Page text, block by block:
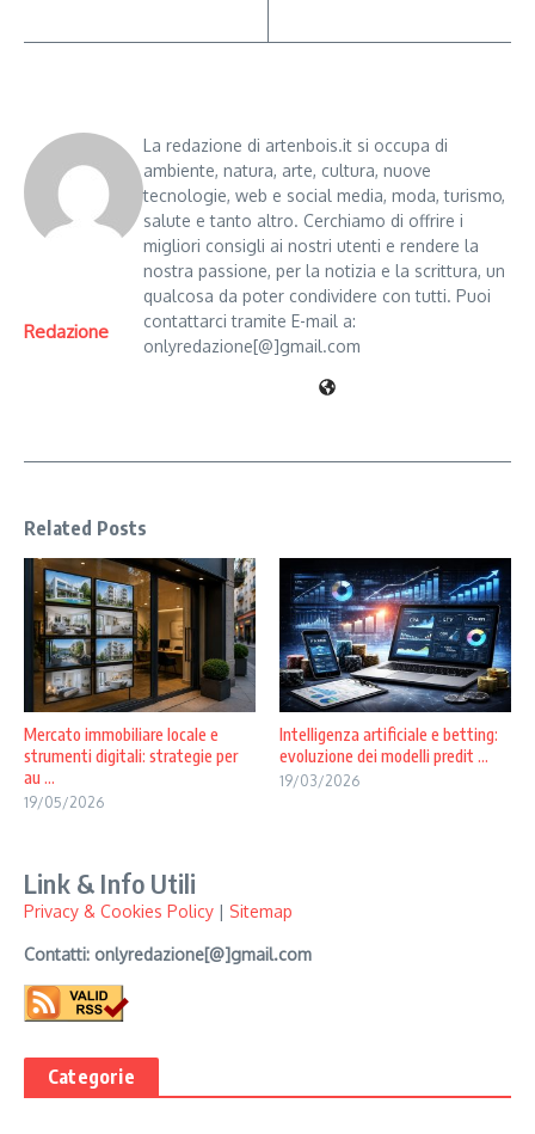
Redazione
La redazione di artenbois.it si occupa di
ambiente, natura, arte, cultura, nuove
tecnologie, web e social media, moda, turismo,
salute e tanto altro. Cerchiamo di offrire i
migliori consigli ai nostri utenti e rendere la
nostra passione, per la notizia e la scrittura, un
qualcosa da poter condividere con tutti. Puoi
contattarci tramite E-mail a:
onlyredazione[@]gmail.com
Related Posts
Mercato immobiliare locale e
strumenti digitali: strategie per
au ...
19/05/2026
Intelligenza artificiale e betting:
evoluzione dei modelli predit ...
19/03/2026
Link & Info Utili
Privacy & Cookies Policy | Sitemap
Contatti: onlyredazione[@]gmail.com
Categorie